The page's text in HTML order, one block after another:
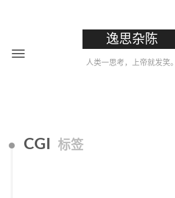
逸思杂陈
人类一思考，上帝就发笑。
CGI 标签